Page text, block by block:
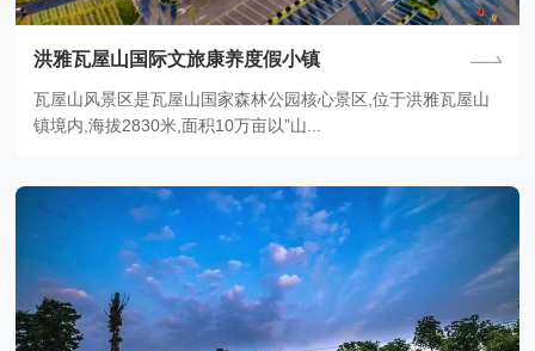
洪雅瓦屋山国际文旅康养度假小镇
瓦屋山风景区是瓦屋山国家森林公园核心景区,位于洪雅瓦屋山
镇境内,海拔2830米,面积10万亩以”山...